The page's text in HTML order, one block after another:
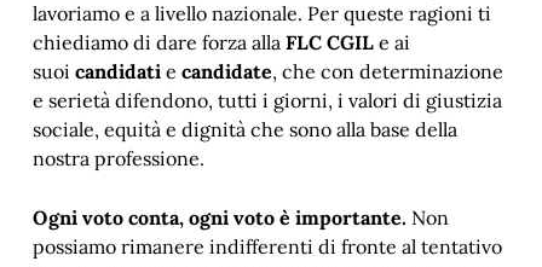
lavoriamo e a livello nazionale. Per queste ragioni ti
chiediamo di dare forza alla FLC CGIL e ai
suoi candidati e candidate, che con determinazione
e serietà difendono, tutti i giorni, i valori di giustizia
sociale, equità e dignità che sono alla base della
nostra professione.
Ogni voto conta, ogni voto è importante. Non
possiamo rimanere indifferenti di fronte al tentativo